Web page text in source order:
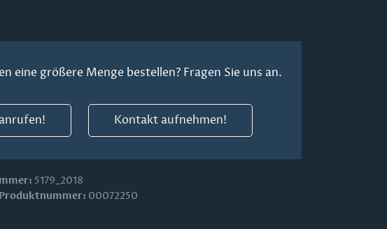
eine größere Menge bestellen? Fragen Sie uns an.
Kontakt aufnehmen!
5179_2018
00072250